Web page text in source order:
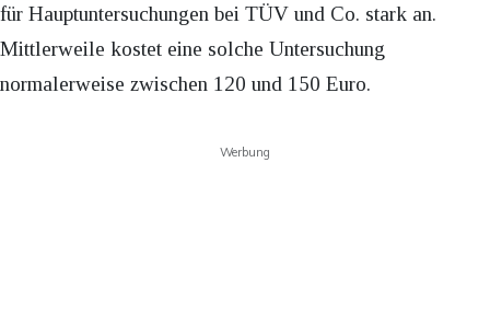
für Hauptuntersuchungen bei TÜV und Co. stark an.
Mittlerweile kostet eine solche Untersuchung
normalerweise zwischen 120 und 150 Euro.
Werbung